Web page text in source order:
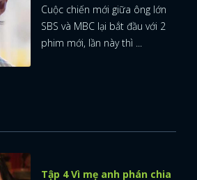
Cuộc chiến mới giữa ông lớn
SBS và MBC lại bắt đầu với 2
phim mới, lần này thì ...
Tập 4 Vì mẹ anh phán chia